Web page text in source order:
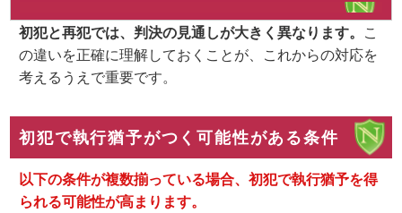
初犯と再犯では、判決の見通しが大きく異なります。 こ
の違いを正確に理解しておくことが、これからの対応を
考えるうえで重要です。
初犯で執行猶予がつく可能性がある条件
以下の条件が複数揃っている場合、初犯で執行猶予を得
られる可能性が高まります。